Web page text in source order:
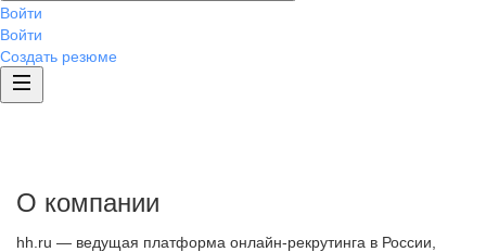
Войти
Войти
Создать резюме
О компании
hh.ru — ведущая платформа онлайн-рекрутинга в России,